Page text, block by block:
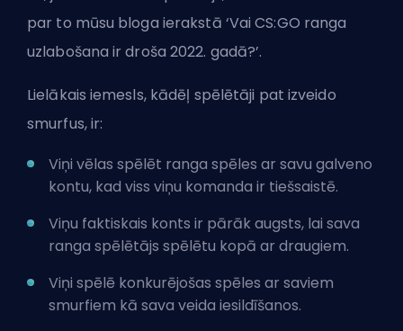
par to mūsu bloga ierakstā ‘Vai CS:GO ranga
uzlabošana ir droša 2022. gadā?’.
Lielākais iemesls, kādēļ spēlētāji pat izveido
smurfus, ir:
Viņi vēlas spēlēt ranga spēles ar savu galveno
kontu, kad viss viņu komanda ir tiešsaistē.
Viņu faktiskais konts ir pārāk augsts, lai sava
ranga spēlētājs spēlētu kopā ar draugiem.
Viņi spēlē konkurējošas spēles ar saviem
smurfiem kā sava veida iesildīšanos.